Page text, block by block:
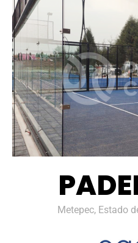
Metepec, Estado